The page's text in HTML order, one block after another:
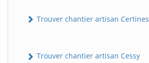
Trouver chantier artisan Certines
Trouver chantier artisan Cessy